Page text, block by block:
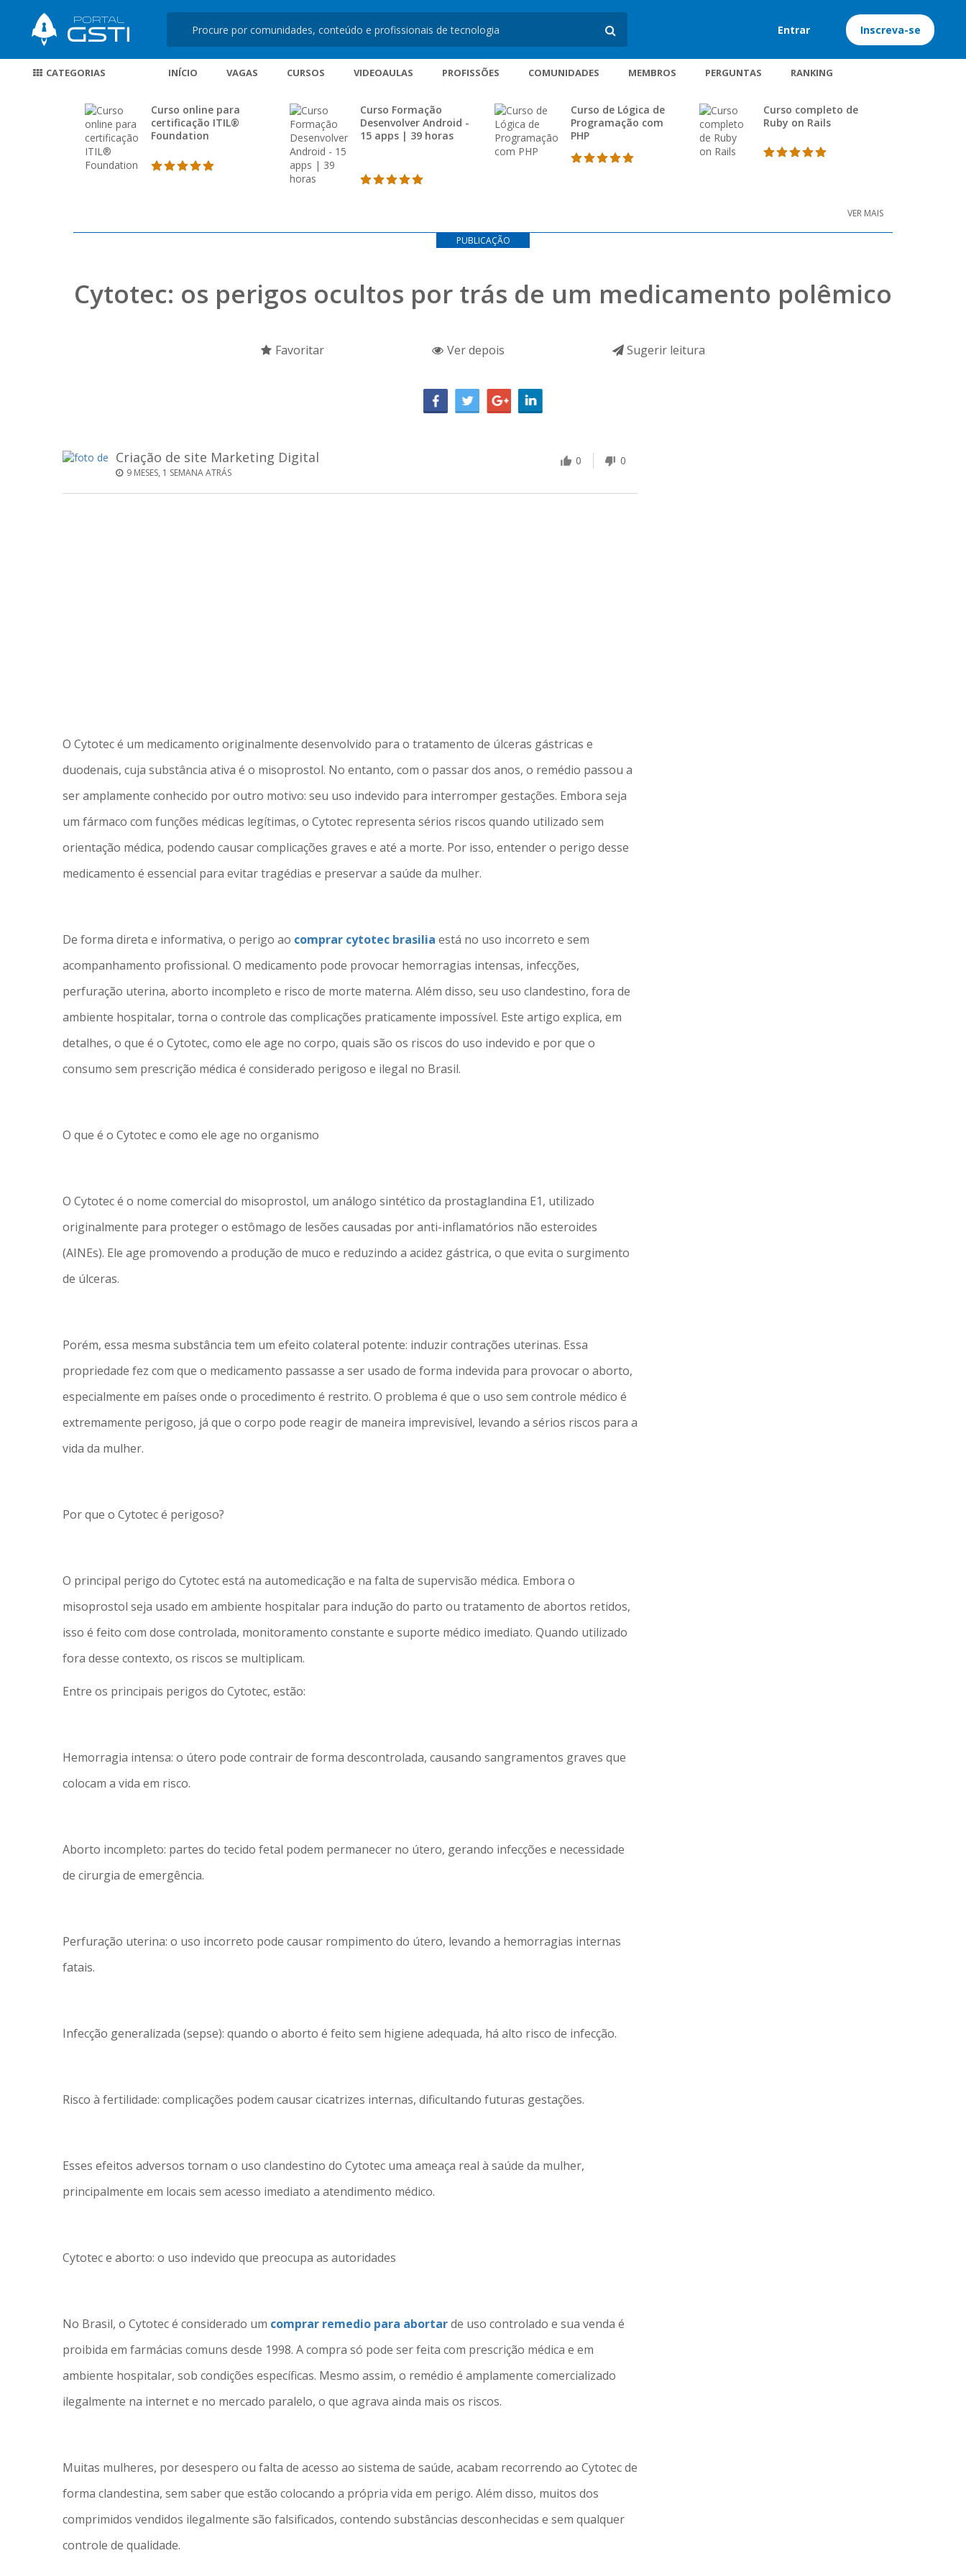
Entrar Inscreva-se
CATEGORIAS INÍCIO VAGAS CURSOS VIDEOAULAS PROFISSÕES COMUNIDADES MEMBROS PERGUNTAS RANKING
Curso online para
certificação ITIL®
Foundation
Curso Formação
Desenvolver Android -
15 apps | 39 horas
Curso de Lógica de
Programação com
PHP
Curso completo de
Ruby on Rails
VER MAIS
PUBLICAÇÃO
Cytotec: os perigos ocultos por trás de um medicamento polêmico
Favoritar Ver depois Sugerir leitura
Criação de site Marketing Digital
9 MESES, 1 SEMANA ATRÁS
0 0
O Cytotec é um medicamento originalmente desenvolvido para o tratamento de úlceras gástricas e
duodenais, cuja substância ativa é o misoprostol. No entanto, com o passar dos anos, o remédio passou a
ser amplamente conhecido por outro motivo: seu uso indevido para interromper gestações. Embora seja
um fármaco com funções médicas legítimas, o Cytotec representa sérios riscos quando utilizado sem
orientação médica, podendo causar complicações graves e até a morte. Por isso, entender o perigo desse
medicamento é essencial para evitar tragédias e preservar a saúde da mulher.
De forma direta e informativa, o perigo ao comprar cytotec brasilia está no uso incorreto e sem
acompanhamento profissional. O medicamento pode provocar hemorragias intensas, infecções,
perfuração uterina, aborto incompleto e risco de morte materna. Além disso, seu uso clandestino, fora de
ambiente hospitalar, torna o controle das complicações praticamente impossível. Este artigo explica, em
detalhes, o que é o Cytotec, como ele age no corpo, quais são os riscos do uso indevido e por que o
consumo sem prescrição médica é considerado perigoso e ilegal no Brasil.
O que é o Cytotec e como ele age no organismo
O Cytotec é o nome comercial do misoprostol, um análogo sintético da prostaglandina E1, utilizado
originalmente para proteger o estômago de lesões causadas por anti-inflamatórios não esteroides
(AINEs). Ele age promovendo a produção de muco e reduzindo a acidez gástrica, o que evita o surgimento
de úlceras.
Porém, essa mesma substância tem um efeito colateral potente: induzir contrações uterinas. Essa
propriedade fez com que o medicamento passasse a ser usado de forma indevida para provocar o aborto,
especialmente em países onde o procedimento é restrito. O problema é que o uso sem controle médico é
extremamente perigoso, já que o corpo pode reagir de maneira imprevisível, levando a sérios riscos para a
vida da mulher.
Por que o Cytotec é perigoso?
O principal perigo do Cytotec está na automedicação e na falta de supervisão médica. Embora o
misoprostol seja usado em ambiente hospitalar para indução do parto ou tratamento de abortos retidos,
isso é feito com dose controlada, monitoramento constante e suporte médico imediato. Quando utilizado
fora desse contexto, os riscos se multiplicam.
Entre os principais perigos do Cytotec, estão:
Hemorragia intensa: o útero pode contrair de forma descontrolada, causando sangramentos graves que
colocam a vida em risco.
Aborto incompleto: partes do tecido fetal podem permanecer no útero, gerando infecções e necessidade
de cirurgia de emergência.
Perfuração uterina: o uso incorreto pode causar rompimento do útero, levando a hemorragias internas
fatais.
Infecção generalizada (sepse): quando o aborto é feito sem higiene adequada, há alto risco de infecção.
Risco à fertilidade: complicações podem causar cicatrizes internas, dificultando futuras gestações.
Esses efeitos adversos tornam o uso clandestino do Cytotec uma ameaça real à saúde da mulher,
principalmente em locais sem acesso imediato a atendimento médico.
Cytotec e aborto: o uso indevido que preocupa as autoridades
No Brasil, o Cytotec é considerado um comprar remedio para abortarde uso controlado e sua venda é
proibida em farmácias comuns desde 1998. A compra só pode ser feita com prescrição médica e em
ambiente hospitalar, sob condições específicas. Mesmo assim, o remédio é amplamente comercializado
ilegalmente na internet e no mercado paralelo, o que agrava ainda mais os riscos.
Muitas mulheres, por desespero ou falta de acesso ao sistema de saúde, acabam recorrendo ao Cytotec de
forma clandestina, sem saber que estão colocando a própria vida em perigo. Além disso, muitos dos
comprimidos vendidos ilegalmente são falsificados, contendo substâncias desconhecidas e sem qualquer
controle de qualidade.